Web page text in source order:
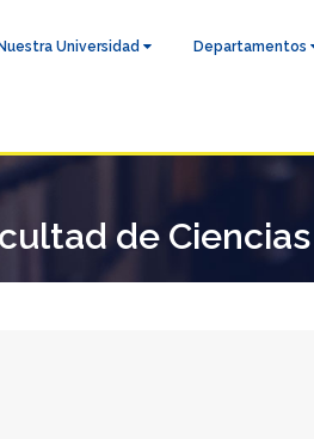
Nuestra Universidad Departamentos
de